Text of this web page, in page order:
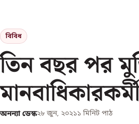
বিবিধ
তিন বছর পর
অনন্যা ডেস্ক২৮ জুন, ২০২১১ মিনিট পাঠ